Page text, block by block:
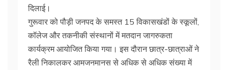
दिलाई।
गुरूवार को पौड़ी जनपद के समस्त 15 विकासखंडों के स्कूलों,
कॉलेज और तकनीकी संस्थानों में मतदान जागरुकता
कार्यक्रम आयोजित किया गया। इस दौरान छात्र-छात्राओं ने
रैली निकालकर आमजनमानस से अधिक से अधिक संख्या में